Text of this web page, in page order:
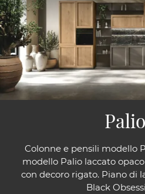
Colonne e pensili modello
modello Palio laccato
con decoro rigato. Piano di
Black